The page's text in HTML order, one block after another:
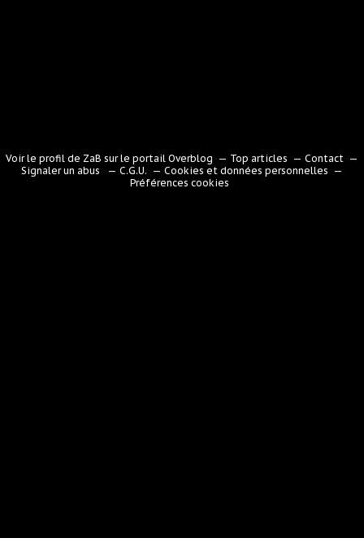
Voir le profil de ZaB sur le portail Overblog Top articles
Contact
Signaler un abus
C.G.U.
Cookies et données personnelles
Préférences cookies